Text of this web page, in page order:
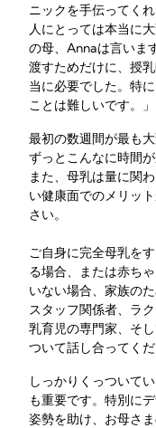
ニックを手伝ってく
人にとっては本当に
の母、Annaは言いま
渡すためだけに、授
当に必要でした。特
ことは難しいです。」
最初の数週間が最も
ずっとこんなに時間
また、母乳は量に関
い健康面でのメリッ
さい。
ご自身に完全母乳を
る場合、または赤ち
いない場合、家族の
スタッフ関係者、ラ
乳育児の専門家、そ
ついて話し合ってくだ
しっかりくっついて
も重要です。特別に
姿勢を助け、お母さ